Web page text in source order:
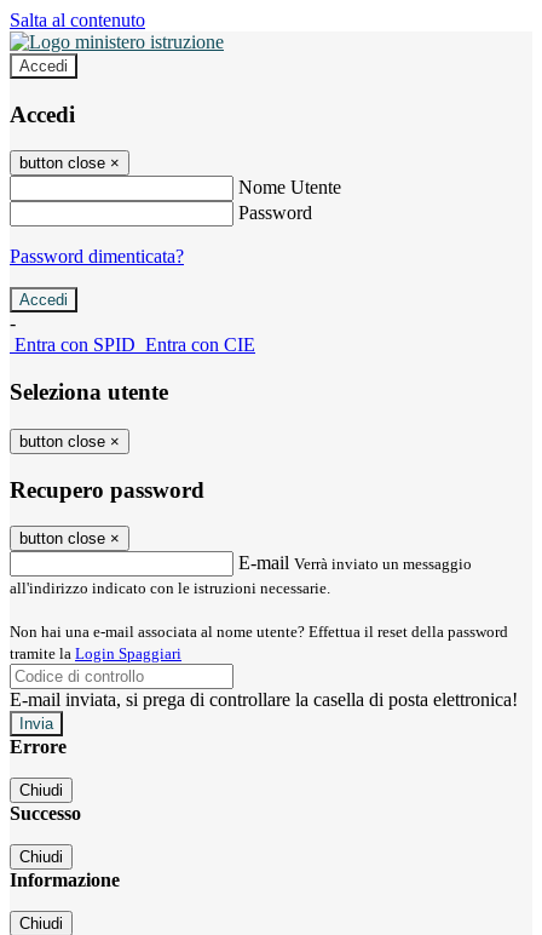
Salta al contenuto
Accedi
Accedi
button close ×
Nome Utente
Password
Password dimenticata?
-
Entra con SPID Entra con CIE
Seleziona utente
button close ×
Recupero password
button close ×
E-mail Verrà inviato un messaggio
all'indirizzo indicato con le istruzioni necessarie.
Non hai una e-mail associata al nome utente? Effettua il reset della password
tramite la Login Spaggiari
E-mail inviata, si prega di controllare la casella di posta elettronica!
Errore
Chiudi
Successo
Chiudi
Informazione
Chiudi